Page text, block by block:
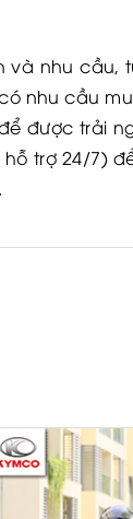
và nhu cầu,
nhu cầu
được trải
hỗ trợ 24/7)